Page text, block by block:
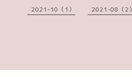
2021-10（1） 2021-08（2）